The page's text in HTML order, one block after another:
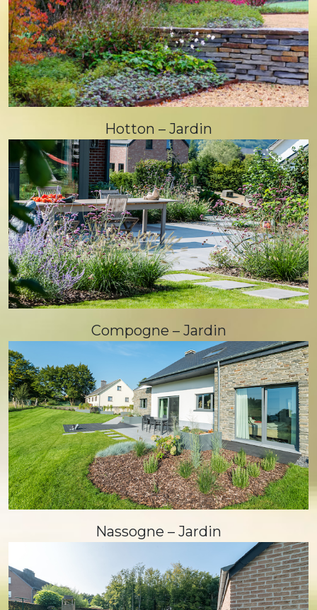
Hotton – Jardin
Compogne – Jardin
Nassogne – Jardin